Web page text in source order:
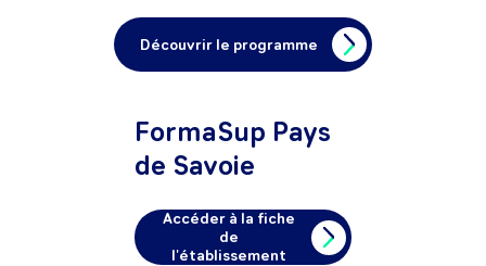
Découvrir le programme
FormaSup Pays
de Savoie
Accéder à la fiche
de
l'établissement